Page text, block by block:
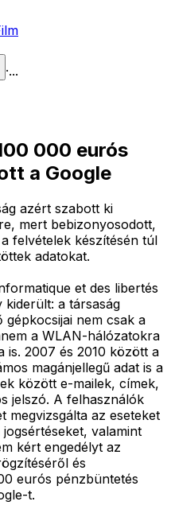
·...
000 eurós
a Google
azért szabott ki
mert bebizonyosodott,
felvételek készítésén túl
adatokat.
et des libertés
a társaság
nem csak a
a WLAN-hálózatokra
2007 és 2010 között a
magánjellegű adat is a
között e-mailek, címek,
jelszó. A felhasználók
megvizsgálta az eseteket
valamint
kért engedélyt az
és
eurós pénzbüntetés
t.